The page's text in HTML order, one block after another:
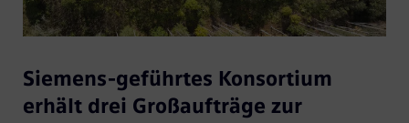
Siemens-geführtes Konsortium
erhält drei Großaufträge zur